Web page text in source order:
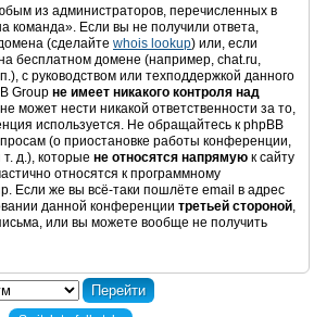
из администраторов, перечисленных в
команда». Если вы не получили ответа,
(сделайте whois lookup) или, если
бесплатном домене (например, chat.ru,
с руководством или техподдержкой данного
Group не имеет никакого контроля над
может нести никакой ответственности за то,
используется. Не обращайтесь к phpBB
(о приостановке работы конференции,
д.), которые не относятся напрямую к сайту
относятся к программному
Если же вы всё-таки пошлёте email в адрес
данной конференции третьей стороной,
или вы можете вообще не получить